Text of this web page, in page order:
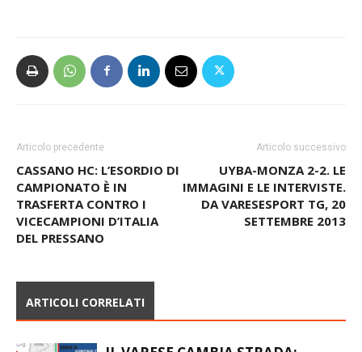
Articolo precedente
CASSANO HC: L’ESORDIO DI
CAMPIONATO È IN
TRASFERTA CONTRO I
VICECAMPIONI D’ITALIA
DEL PRESSANO
Articolo successivo
UYBA-MONZA 2-2. LE
IMMAGINI E LE INTERVISTE.
DA VARESESPORT TG, 20
SETTEMBRE 2013
ARTICOLI CORRELATI